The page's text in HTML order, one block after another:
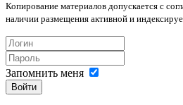
Копирование материалов допускается с
наличии размещения активной и
Запомнить меня
Войти